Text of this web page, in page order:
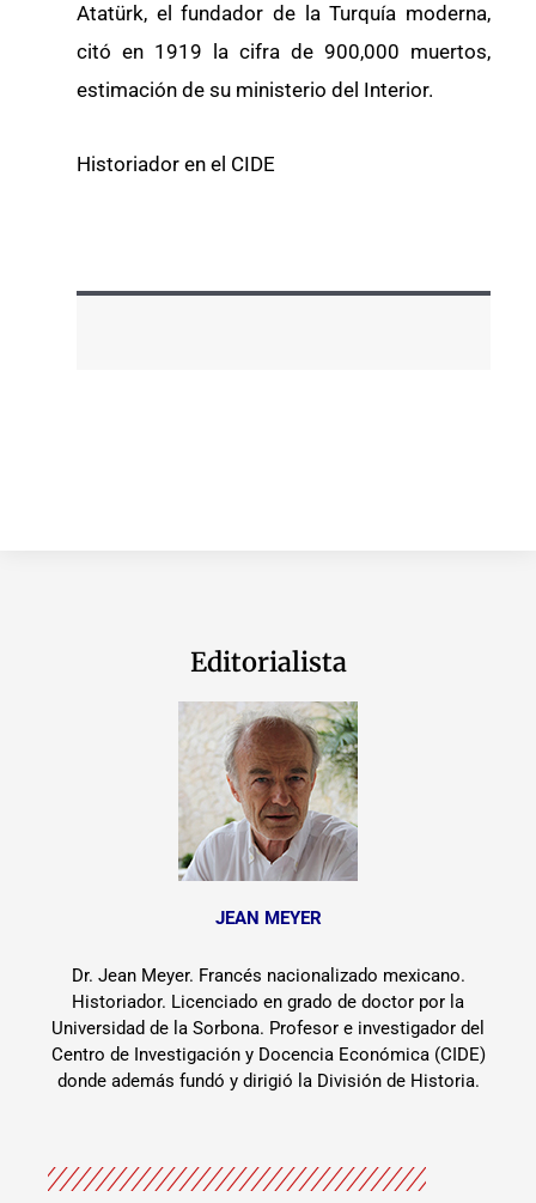
Atatürk, el fundador de la Turquía moderna,
citó en 1919 la cifra de 900,000 muertos,
estimación de su ministerio del Interior.
Historiador en el CIDE
Editorialista
JEAN MEYER
Dr. Jean Meyer. Francés nacionalizado mexicano.
Historiador. Licenciado en grado de doctor por la
Universidad de la Sorbona. Profesor e investigador del
Centro de Investigación y Docencia Económica (CIDE)
donde además fundó y dirigió la División de Historia.